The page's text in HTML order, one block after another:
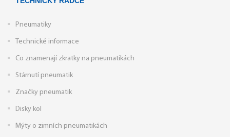
Pneumatiky
Technické informace
Co znamenají zkratky na pneumatikách
Stárnutí pneumatik
Značky pneumatik
Disky kol
Mýty o zimních pneumatikách